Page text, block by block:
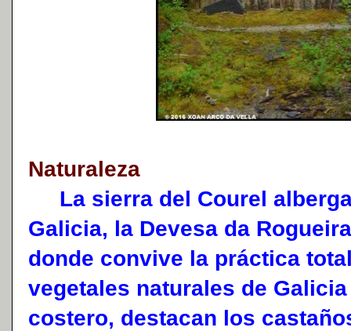
Naturaleza
La sierra del Courel
Galicia, la Devesa da
donde convive la práctica
vegetales naturales de
costero, destacan los